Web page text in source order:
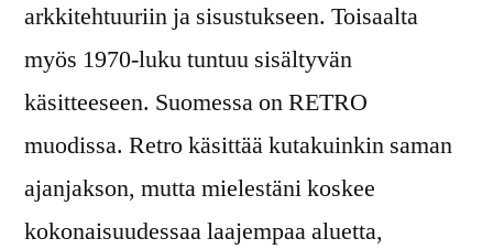
arkkitehtuuriin ja sisustukseen. Toisaalta
myös 1970-luku tuntuu sisältyvän
käsitteeseen. Suomessa on RETRO
muodissa. Retro käsittää kutakuinkin saman
ajanjakson, mutta mielestäni koskee
kokonaisuudessaa laajempaa aluetta,